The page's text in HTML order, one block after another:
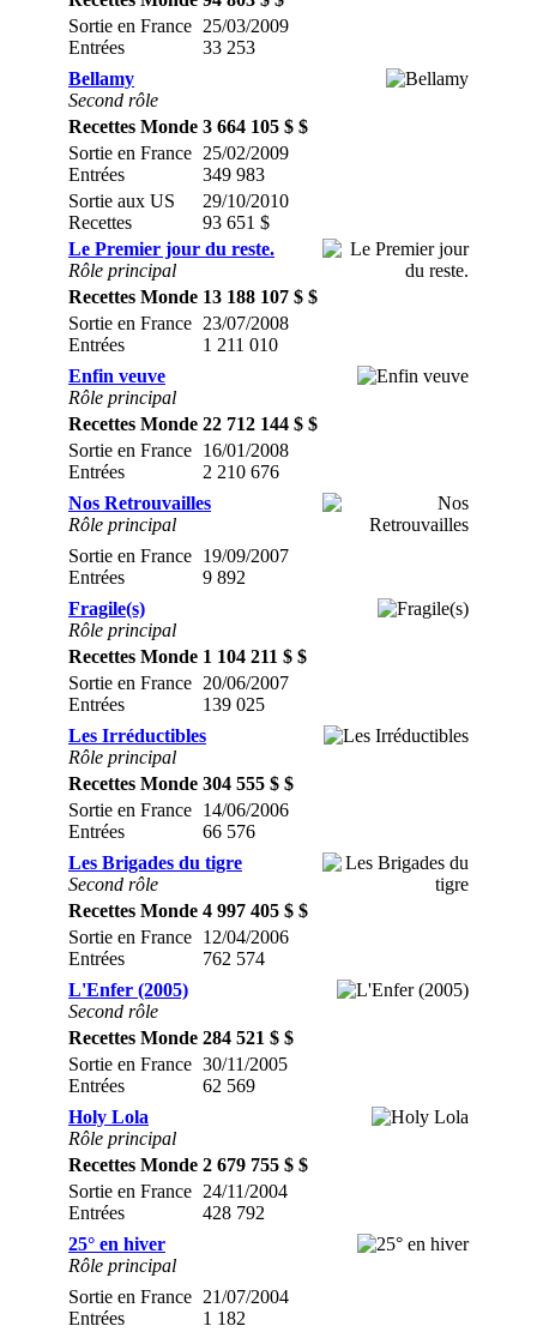
Sortie en France
Entrées
25/03/2009
33 253
Bellamy
Second rôle
Recettes Monde 3 664 105 $ $
Sortie en France
Entrées
25/02/2009
349 983
Sortie aux US
Recettes
29/10/2010
93 651 $
Le Premier jour du reste.
Rôle principal
Recettes Monde 13 188 107 $ $
Sortie en France
Entrées
23/07/2008
1 211 010
Enfin veuve
Rôle principal
Recettes Monde 22 712 144 $ $
Sortie en France
Entrées
16/01/2008
2 210 676
Nos Retrouvailles
Rôle principal
Sortie en France
Entrées
19/09/2007
9 892
Fragile(s)
Rôle principal
Recettes Monde 1 104 211 $ $
Sortie en France
Entrées
20/06/2007
139 025
Les Irréductibles
Rôle principal
Recettes Monde 304 555 $ $
Sortie en France
Entrées
14/06/2006
66 576
Les Brigades du tigre
Second rôle
Recettes Monde 4 997 405 $ $
Sortie en France
Entrées
12/04/2006
762 574
L'Enfer (2005)
Second rôle
Recettes Monde 284 521 $ $
Sortie en France
Entrées
30/11/2005
62 569
Holy Lola
Rôle principal
Recettes Monde 2 679 755 $ $
Sortie en France
Entrées
24/11/2004
428 792
25° en hiver
Rôle principal
Sortie en France
Entrées
21/07/2004
1 182